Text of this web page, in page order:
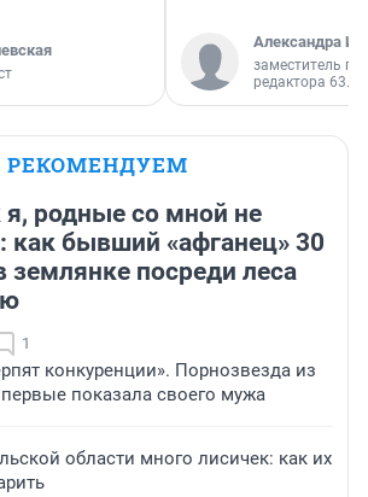
Александра
заместитель
редактора 63.RU
РЕКОМЕНДУЕМ
я, родные со мной не
как бывший «афганец» 30
землянке посреди леса
1
конкуренции». Порнозвезда из
показала своего мужа
области много лисичек: как их